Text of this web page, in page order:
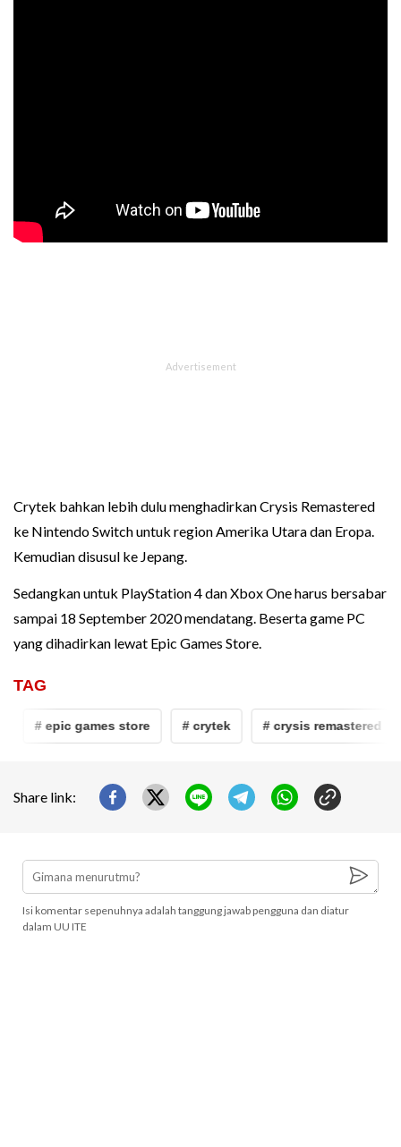
Crytek bahkan lebih dulu menghadirkan Crysis Remastered
ke Nintendo Switch untuk region Amerika Utara dan Eropa.
Kemudian disusul ke Jepang.
Sedangkan untuk PlayStation 4 dan Xbox One harus bersabar
sampai 18 September 2020 mendatang. Beserta game PC
yang dihadirkan lewat Epic Games Store.
TAG
# epic games store # crytek # crysis remastered
Share link:
Isi komentar sepenuhnya adalah tanggung jawab pengguna dan diatur
dalam UU ITE